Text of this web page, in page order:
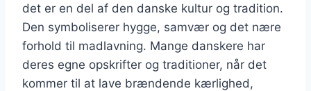
det er en del af den danske kultur og tradition.
Den symboliserer hygge, samvær og det nære
forhold til madlavning. Mange danskere har
deres egne opskrifter og traditioner, når det
kommer til at lave brændende kærlighed,